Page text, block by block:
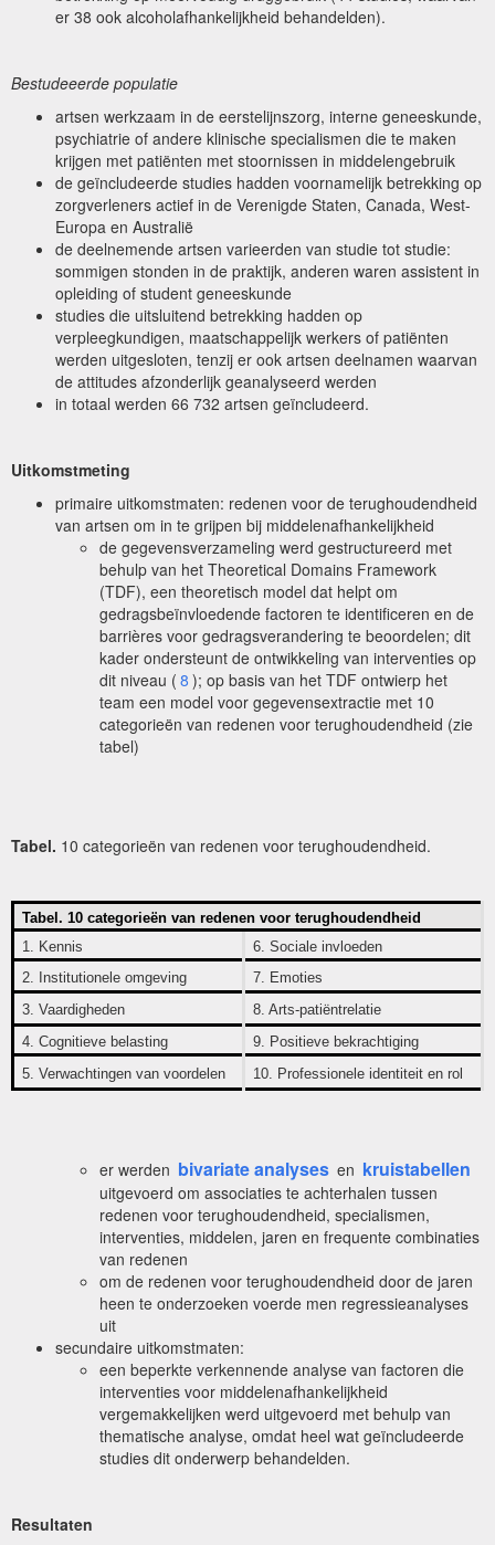
er 38 ook alcoholafhankelijkheid behandelden).
Bestudeeerde populatie
artsen werkzaam in de eerstelijnszorg, interne geneeskunde,
psychiatrie of andere klinische specialismen die te maken
krijgen met patiënten met stoornissen in middelengebruik
de geïncludeerde studies hadden voornamelijk betrekking op
zorgverleners actief in de Verenigde Staten, Canada, West-
Europa en Australië
de deelnemende artsen varieerden van studie tot studie:
sommigen stonden in de praktijk, anderen waren assistent in
opleiding of student geneeskunde
studies die uitsluitend betrekking hadden op
verpleegkundigen, maatschappelijk werkers of patiënten
werden uitgesloten, tenzij er ook artsen deelnamen waarvan
de attitudes afzonderlijk geanalyseerd werden
in totaal werden 66 732 artsen geïncludeerd.
Uitkomstmeting
primaire uitkomstmaten: redenen voor de terughoudendheid
van artsen om in te grijpen bij middelenafhankelijkheid
de gegevensverzameling werd gestructureerd met
behulp van het Theoretical Domains Framework
(TDF), een theoretisch model dat helpt om
gedragsbeïnvloedende factoren te identificeren en de
barrières voor gedragsverandering te beoordelen; dit
kader ondersteunt de ontwikkeling van interventies op
dit niveau ( 8 ); op basis van het TDF ontwierp het
team een model voor gegevensextractie met 10
categorieën van redenen voor terughoudendheid (zie
tabel)
Tabel. 10 categorieën van redenen voor terughoudendheid.
Tabel. 10 categorieën van redenen voor terughoudendheid
1. Kennis
6. Sociale invloeden
2. Institutionele omgeving
7. Emoties
3. Vaardigheden
8. Arts-patiëntrelatie
4. Cognitieve belasting
9. Positieve bekrachtiging
5. Verwachtingen van voordelen
10. Professionele identiteit en rol
er werden bivariate analyses en kruistabellen
uitgevoerd om associaties te achterhalen tussen
redenen voor terughoudendheid, specialismen,
interventies, middelen, jaren en frequente combinaties
van redenen
om de redenen voor terughoudendheid door de jaren
heen te onderzoeken voerde men regressieanalyses
uit
secundaire uitkomstmaten:
een beperkte verkennende analyse van factoren die
interventies voor middelenafhankelijkheid
vergemakkelijken werd uitgevoerd met behulp van
thematische analyse, omdat heel wat geïncludeerde
studies dit onderwerp behandelden.
Resultaten